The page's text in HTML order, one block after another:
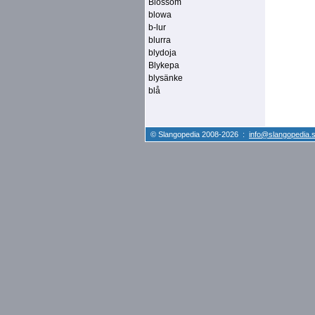
Blossom
blowa
b-lur
blurra
blydoja
Blykepa
blysänke
blå
© Slangopedia 2008-2026 :